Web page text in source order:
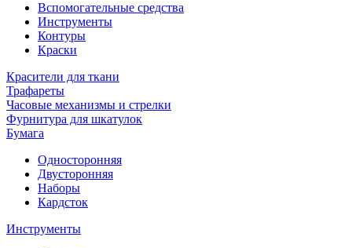
Вспомогательные средства
Инструменты
Контуры
Краски
Красители для ткани
Трафареты
Часовые механизмы и стрелки
Фурнитура для шкатулок
Бумага
Односторонняя
Двусторонняя
Наборы
Кардсток
Инструменты